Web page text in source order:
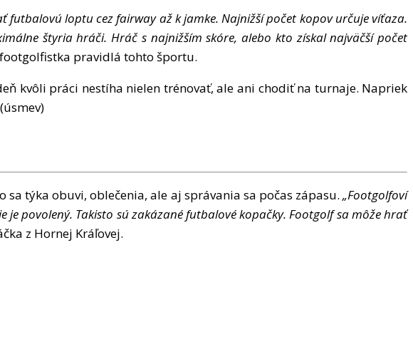
ťfutbalovúloptu cez fairway ažk jamke. Najnižšípočet kopov určuje víťaza.
álne štyria hráči. Hráčs najnižším skóre, alebo kto získal najväčšípočet
footgolfistka pravidlá tohto športu.
ň kvôli práci nestíha nielen trénovať, ale ani chodiťna turnaje. Napriek
(úsmev)
sa týka obuvi, oblečenia, ale aj správania sa počas zápasu.„Footgolfoví
je povolený. Takisto súzakázanéfutbalovékopačky. Footgolf sa môže hrať
ka z Hornej Kráľovej.